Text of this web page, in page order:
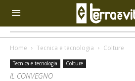
Home Tecnica e tecnologia Colture
Tecnica e tecnologia Colture
IL CONVEGNO